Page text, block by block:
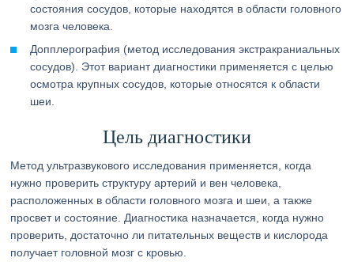
состояния сосудов, которые находятся в области головного
мозга человека.
Допплерография (метод исследования экстракраниальных
сосудов). Этот вариант диагностики применяется с целью
осмотра крупных сосудов, которые относятся к области
шеи.
Цель диагностики
Метод ультразвукового исследования применяется, когда
нужно проверить структуру артерий и вен человека,
расположенных в области головного мозга и шеи, а также
просвет и состояние. Диагностика назначается, когда нужно
проверить, достаточно ли питательных веществ и кислорода
получает головной мозг с кровью.